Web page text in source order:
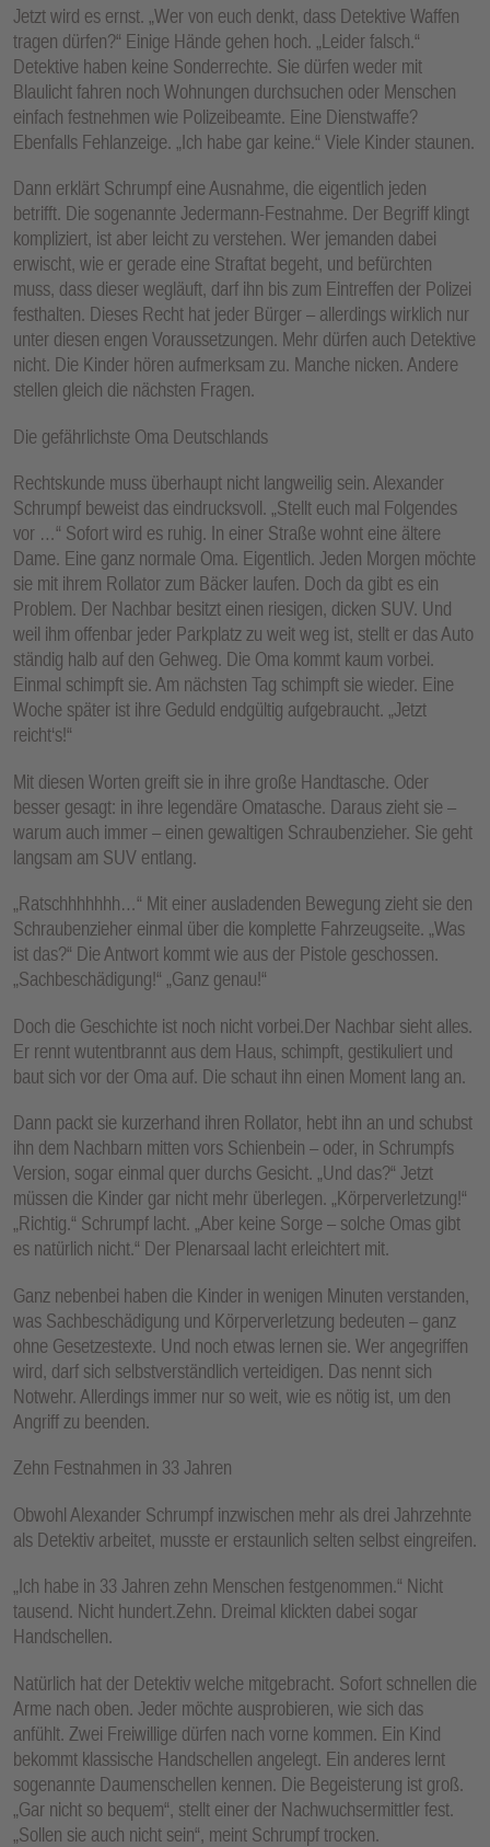
Jetzt wird es ernst. „Wer von euch denkt, dass Detektive Waffen
tragen dürfen?“ Einige Hände gehen hoch. „Leider falsch.“
Detektive haben keine Sonderrechte. Sie dürfen weder mit
Blaulicht fahren noch Wohnungen durchsuchen oder Menschen
einfach festnehmen wie Polizeibeamte. Eine Dienstwaffe?
Ebenfalls Fehlanzeige. „Ich habe gar keine.“ Viele Kinder staunen.
Dann erklärt Schrumpf eine Ausnahme, die eigentlich jeden
betrifft. Die sogenannte Jedermann-Festnahme. Der Begriff klingt
kompliziert, ist aber leicht zu verstehen. Wer jemanden dabei
erwischt, wie er gerade eine Straftat begeht, und befürchten
muss, dass dieser wegläuft, darf ihn bis zum Eintreffen der Polizei
festhalten. Dieses Recht hat jeder Bürger – allerdings wirklich nur
unter diesen engen Voraussetzungen. Mehr dürfen auch Detektive
nicht. Die Kinder hören aufmerksam zu. Manche nicken. Andere
stellen gleich die nächsten Fragen.
Die gefährlichste Oma Deutschlands
Rechtskunde muss überhaupt nicht langweilig sein. Alexander
Schrumpf beweist das eindrucksvoll. „Stellt euch mal Folgendes
vor …“ Sofort wird es ruhig. In einer Straße wohnt eine ältere
Dame. Eine ganz normale Oma. Eigentlich. Jeden Morgen möchte
sie mit ihrem Rollator zum Bäcker laufen. Doch da gibt es ein
Problem. Der Nachbar besitzt einen riesigen, dicken SUV. Und
weil ihm offenbar jeder Parkplatz zu weit weg ist, stellt er das Auto
ständig halb auf den Gehweg. Die Oma kommt kaum vorbei.
Einmal schimpft sie. Am nächsten Tag schimpft sie wieder. Eine
Woche später ist ihre Geduld endgültig aufgebraucht. „Jetzt
reicht‘s!“
Mit diesen Worten greift sie in ihre große Handtasche. Oder
besser gesagt: in ihre legendäre Omatasche. Daraus zieht sie –
warum auch immer – einen gewaltigen Schraubenzieher. Sie geht
langsam am SUV entlang.
„Ratschhhhhhh…“ Mit einer ausladenden Bewegung zieht sie den
Schraubenzieher einmal über die komplette Fahrzeugseite. „Was
ist das?“ Die Antwort kommt wie aus der Pistole geschossen.
„Sachbeschädigung!“ „Ganz genau!“
Doch die Geschichte ist noch nicht vorbei.Der Nachbar sieht alles.
Er rennt wutentbrannt aus dem Haus, schimpft, gestikuliert und
baut sich vor der Oma auf. Die schaut ihn einen Moment lang an.
Dann packt sie kurzerhand ihren Rollator, hebt ihn an und schubst
ihn dem Nachbarn mitten vors Schienbein – oder, in Schrumpfs
Version, sogar einmal quer durchs Gesicht. „Und das?“ Jetzt
müssen die Kinder gar nicht mehr überlegen. „Körperverletzung!“
„Richtig.“ Schrumpf lacht. „Aber keine Sorge – solche Omas gibt
es natürlich nicht.“ Der Plenarsaal lacht erleichtert mit.
Ganz nebenbei haben die Kinder in wenigen Minuten verstanden,
was Sachbeschädigung und Körperverletzung bedeuten – ganz
ohne Gesetzestexte. Und noch etwas lernen sie. Wer angegriffen
wird, darf sich selbstverständlich verteidigen. Das nennt sich
Notwehr. Allerdings immer nur so weit, wie es nötig ist, um den
Angriff zu beenden.
Zehn Festnahmen in 33 Jahren
Obwohl Alexander Schrumpf inzwischen mehr als drei Jahrzehnte
als Detektiv arbeitet, musste er erstaunlich selten selbst eingreifen.
„Ich habe in 33 Jahren zehn Menschen festgenommen.“ Nicht
tausend. Nicht hundert.Zehn. Dreimal klickten dabei sogar
Handschellen.
Natürlich hat der Detektiv welche mitgebracht. Sofort schnellen die
Arme nach oben. Jeder möchte ausprobieren, wie sich das
anfühlt. Zwei Freiwillige dürfen nach vorne kommen. Ein Kind
bekommt klassische Handschellen angelegt. Ein anderes lernt
sogenannte Daumenschellen kennen. Die Begeisterung ist groß.
„Gar nicht so bequem“, stellt einer der Nachwuchsermittler fest.
„Sollen sie auch nicht sein“, meint Schrumpf trocken.